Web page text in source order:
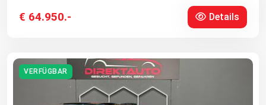
€ 64.950.- Details
VERFÜGBAR